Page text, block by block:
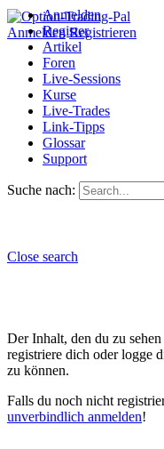
Anmelden Registrieren
Anmelden
Register
Artikel
Foren
Live-Sessions
Kurse
Live-Trades
Link-Tipps
Glossar
Support
Suche nach:
Close search
Der Inhalt, den du zu
registriere dich oder logge
zu können.
Falls du noch nicht
unverbindlich anmelden!